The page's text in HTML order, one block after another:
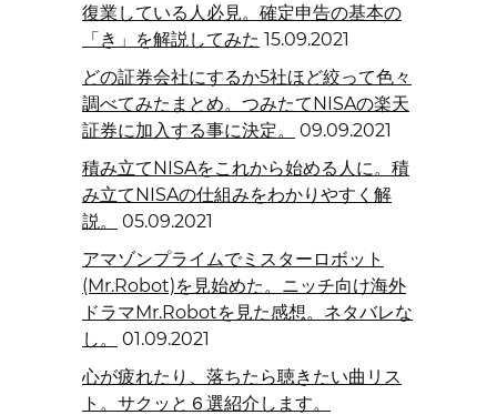
復業している人必見。確定申告の基本の
「き」を解説してみた 15.09.2021
どの証券会社にするか5社ほど絞って色々
調べてみたまとめ。つみたてNISAの楽天
証券に加入する事に決定。
09.09.2021
積み立てNISAをこれから始める人に。積
み立てNISAの仕組みをわかりやすく解
説。
05.09.2021
アマゾンプライムでミスターロボット
(Mr.Robot)を見始めた。ニッチ向け海外
ドラマMr.Robotを見た感想。ネタバレな
し。
01.09.2021
心が疲れたり、落ちたら聴きたい曲リス
ト。サクッと６選紹介します。